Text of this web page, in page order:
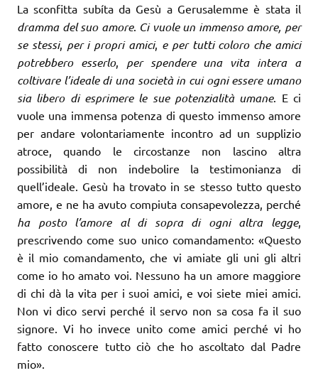
La sconfitta subíta da Gesù a Gerusalemme è stata il
dramma del suo amore. Ci vuole un immenso amore, per
se stessi, per i propri amici, e per tutti coloro che amici
potrebbero esserlo, per spendere una vita intera a
coltivare l’ideale di una società in cui ogni essere umano
sia libero di esprimere le sue potenzialità umane. E ci
vuole una immensa potenza di questo immenso amore
per andare volontariamente incontro ad un supplizio
atroce, quando le circostanze non lascino altra
possibilità di non indebolire la testimonianza di
quell’ideale. Gesù ha trovato in se stesso tutto questo
amore, e ne ha avuto compiuta consapevolezza, perché
ha posto l’amore al di sopra di ogni altra legge,
prescrivendo come suo unico comandamento: «Questo
è il mio comandamento, che vi amiate gli uni gli altri
come io ho amato voi. Nessuno ha un amore maggiore
di chi dà la vita per i suoi amici, e voi siete miei amici.
Non vi dico servi perché il servo non sa cosa fa il suo
signore. Vi ho invece unito come amici perché vi ho
fatto conoscere tutto ciò che ho ascoltato dal Padre
mio».